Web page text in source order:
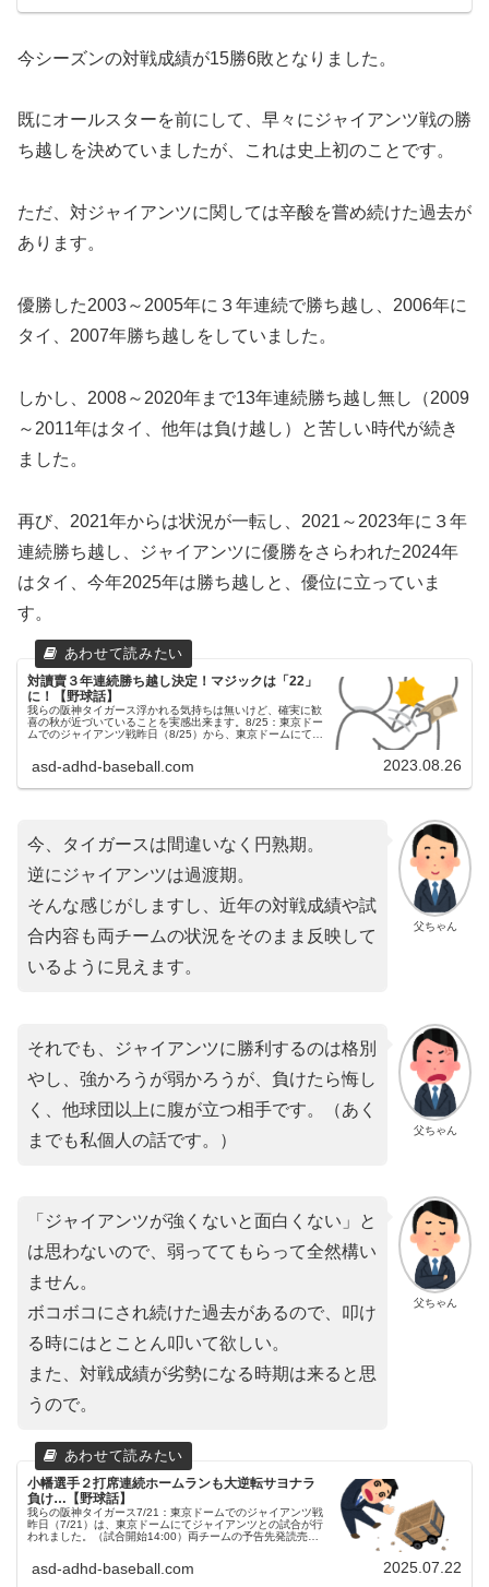
今シーズンの対戦成績が15勝6敗となりました。
既にオールスターを前にして、早々にジャイアンツ戦の勝
ち越しを決めていましたが、これは史上初のことです。
ただ、対ジャイアンツに関しては辛酸を嘗め続けた過去が
あります。
優勝した2003～2005年に３年連続で勝ち越し、2006年に
タイ、2007年勝ち越しをしていました。
しかし、2008～2020年まで13年連続勝ち越し無し（2009
～2011年はタイ、他年は負け越し）と苦しい時代が続き
ました。
再び、2021年からは状況が一転し、2021～2023年に３年
連続勝ち越し、ジャイアンツに優勝をさらわれた2024年
はタイ、今年2025年は勝ち越しと、優位に立っていま
す。
対讀賣３年連続勝ち越し決定！マジックは「22」
に！【野球話】
我らの阪神タイガース浮かれる気持ちは無いけど、確実に歓
喜の秋が近づいていることを実感出来ます。8/25：東京ドー
ムでのジャイアンツ戦昨日（8/25）から、東京ドームにてジ
asd-adhd-baseball.com 2023.08.26
父ちゃん
今、タイガースは間違いなく円熟期。
逆にジャイアンツは過渡期。
そんな感じがしますし、近年の対戦成績や試
合内容も両チームの状況をそのまま反映して
いるように見えます。
父ちゃん
それでも、ジャイアンツに勝利するのは格別
やし、強かろうが弱かろうが、負けたら悔し
く、他球団以上に腹が立つ相手です。（あく
までも私個人の話です。）
父ちゃん
「ジャイアンツが強くないと面白くない」と
は思わないので、弱っててもらって全然構い
ません。
ボコボコにされ続けた過去があるので、叩け
る時にはとことん叩いて欲しい。
また、対戦成績が劣勢になる時期は来ると思
うので。
小幡選手２打席連続ホームランも大逆転サヨナラ
負け…【野球話】
我らの阪神タイガース7/21：東京ドームでのジャイアンツ戦
昨日（7/21）は、東京ドームにてジャイアンツとの試合が行
われました。（試合開始14:00）両チームの予告先発読売ジ
asd-adhd-baseball.com 2025.07.22